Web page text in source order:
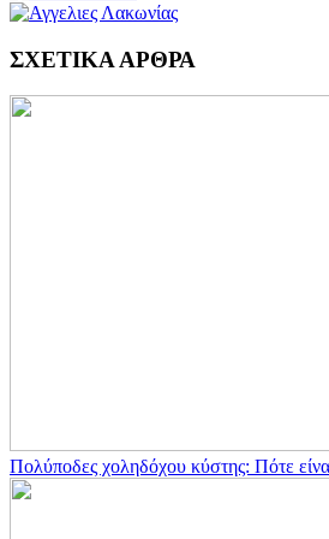
ΣΧΕΤΙΚΑ ΑΡΘΡΑ
Πολύποδες χοληδόχου κύστης: Πότε